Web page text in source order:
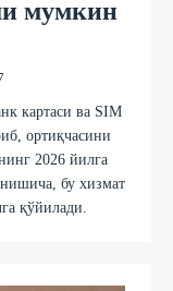
мумкин
картаси ва SIM
ортиқчасини
2026 йилга
бу хизмат
қўйилади.